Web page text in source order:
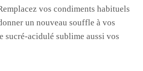
vos condiments habituels
un nouveau souffle à vos
sucré-acidulé sublime aussi vos